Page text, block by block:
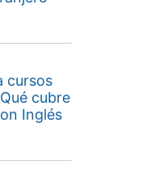
cursos
cubre
Inglés